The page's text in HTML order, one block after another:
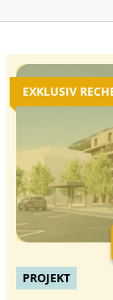
EXKLUSIV
PROJEKT